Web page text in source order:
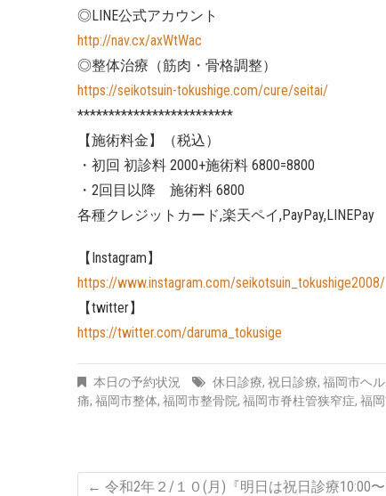
◎LINE公式アカウント
http://nav.cx/axWtWac
◎整体治療（筋肉・骨格調整）
https://seikotsuin-tokushige.com/cure/seitai/
*************************
【施術料金】（税込）
・初回 初診料 2000+施術料 6800=8800
・2回目以降 施術料 6800
各種クレジットカード,楽天ペイ,PayPay,LINEPay
【Instagram】
https://www.instagram.com/seikotsuin_tokushige2008/
【twitter】
https://twitter.com/daruma_tokusige
本日の予約状況 休日診療, 祝日診療, 福岡市ヘ
痛, 福岡市整体, 福岡市整骨院, 福岡市脊柱管狭窄症, 福
← 令和2年２/１０(月)『明日は祝日診療10:00〜